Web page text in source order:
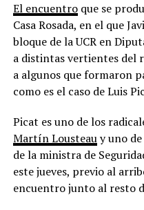
El encuentroque se
Casa Rosada, en el que
bloque de la UCR en
a distintas vertientes del
a algunos que formaron
como es el caso de Luis
Picat es uno de los
Martín Lousteauy uno de
de la ministra de
este jueves, previo al
encuentro junto al resto